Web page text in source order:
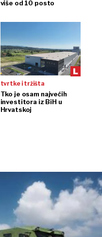
više od 10 posto
tvrtke i tržišta
Tko je osam najvećih
investitora iz BiH u
Hrvatskoj